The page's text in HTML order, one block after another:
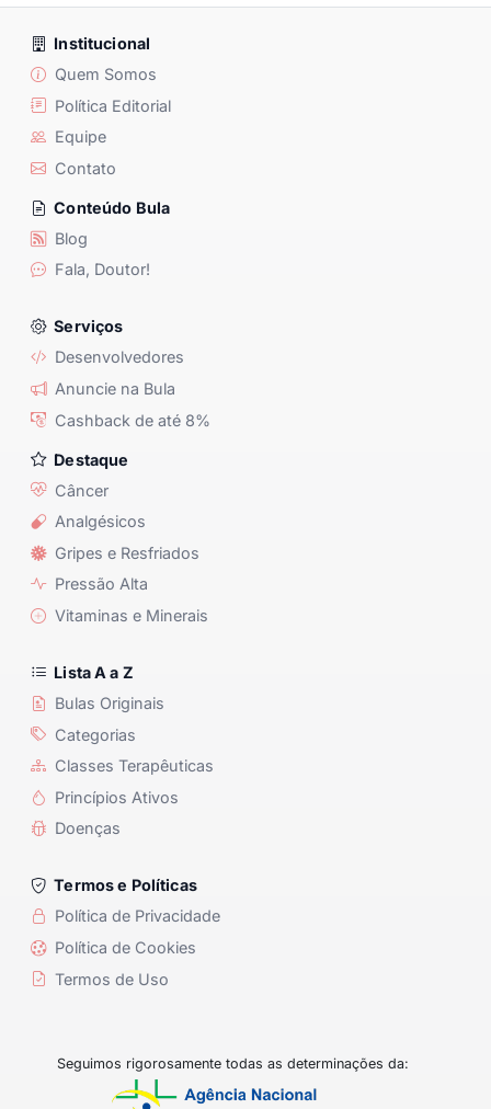
Institucional
Quem Somos
Política Editorial
Equipe
Contato
Conteúdo Bula
Blog
Fala, Doutor!
Serviços
Desenvolvedores
Anuncie na Bula
Cashback de até 8%
Destaque
Câncer
Analgésicos
Gripes e Resfriados
Pressão Alta
Vitaminas e Minerais
Lista A a Z
Bulas Originais
Categorias
Classes Terapêuticas
Princípios Ativos
Doenças
Termos e Políticas
Política de Privacidade
Política de Cookies
Termos de Uso
Seguimos rigorosamente todas as determinações da: